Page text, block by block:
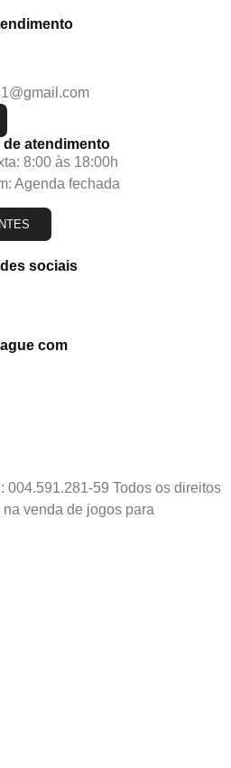
de atendimento
8:00 às 18:00h
Agenda fechada
sociais
com
59 Todos os direitos
venda de jogos para